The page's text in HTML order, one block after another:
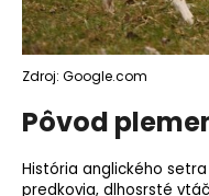
Zdroj: Google.com
Pôvod
História anglického
predkovia, dlhosrsté
O
d
p
o
r
ú
č
a